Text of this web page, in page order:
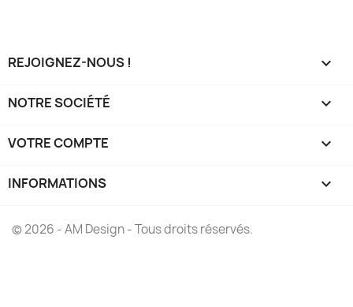
REJOIGNEZ-NOUS ! 
NOTRE SOCIÉTÉ 
VOTRE COMPTE 
INFORMATIONS keyboard_arrow_down
© 2026 - AM Design - Tous droits réservés.